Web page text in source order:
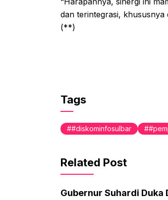
dan terintegrasi, khususnya
(**)
Tags
#diskominfosulbar
Related Post
Gubernur Suhardi Duka